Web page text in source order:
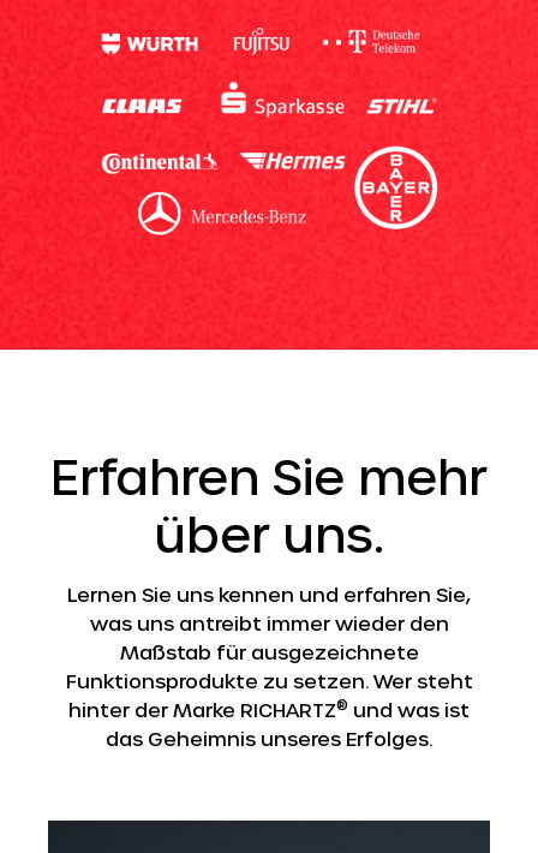
Erfahren Sie mehr
über uns.
Lernen Sie uns kennen und erfahren Sie,
was uns antreibt immer wieder den
Maßstab für ausgezeichnete
Funktionsprodukte zu setzen. Wer steht
hinter der Marke RICHARTZ® und was ist
das Geheimnis unseres Erfolges.